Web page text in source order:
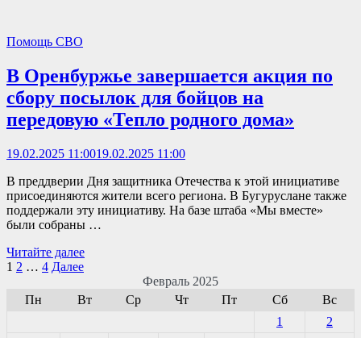
Помощь СВО
В Оренбуржье завершается акция по
сбору посылок для бойцов на
передовую «Тепло родного дома»
19.02.2025 11:0019.02.2025 11:00
В преддверии Дня защитника Отечества к этой инициативе
присоединяются жители всего региона. В Бугуруслане также
поддержали эту инициативу. На базе штаба «Мы вместе»
были собраны …
В
Оренбуржье
акция
Читайте далее
Навигация
по
1 2 … 4 Далее
Февраль 2025
Пн
Вт Ср Чт Пт Сб
Вс
1
2